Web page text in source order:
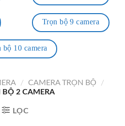
Trọn bộ 9 camera
bộ 10 camera
/ CAMERA TRỌN BỘ
/
BỘ 2 CAMERA
LỌC